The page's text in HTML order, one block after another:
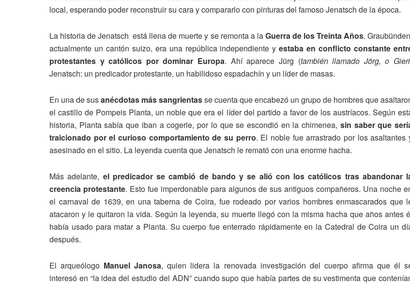
local, esperando poder reconstruir su cara y compararlo con pinturas del famoso Jenatsch de la época.
La historia de Jenatsch está llena de muerte y se remonta a laGuerra de los Treinta Años.
actualmente un cantón suizo, era una república independiente yestaba en conflicto constante
protestantes y católicos por dominar Europa. Ahí aparece Jürg (también llamado Jörg, o Gieri
Jenatsch: un predicador protestante, un habilidoso espadachín y un líder de masas.
En una de susanécdotas más sangrientasse cuenta que encabezó un grupo de hombres que
el castillo de Pompeis Planta, un noble que era el líder del partido a favor de los austríacos. Según
historia, Planta sabía que iban a cogerle, por lo que se escondió en la chimenea, sin saber que
traicionado por el curioso comportamiento de su perro. El noble fue arrastrado por los asaltantes
asesinado en el sitio. La leyenda cuenta que Jenatsch le remató con una enorme hacha.
Más adelante, el predicador se cambió de bando y se alió con los católicos tras abandonar
creencia protestante. Esto fue imperdonable para algunos de sus antiguos compañeros. Una noche
el carnaval de 1639, en una taberna de Coira, fue rodeado por varios hombres enmascarados que
atacaron y le quitaron la vida. Según la leyenda, su muerte llegó con la misma hacha que años antes
había usado para matar a Planta. Su cuerpo fue enterrado rápidamente en la Catedral de Coira un
después.
El arqueólogo Manuel Janosa, quien lidera la renovada investigación del cuerpo afirma que él
interesó en “la idea del estudio del ADN” cuando supo que había partes de su vestimenta que